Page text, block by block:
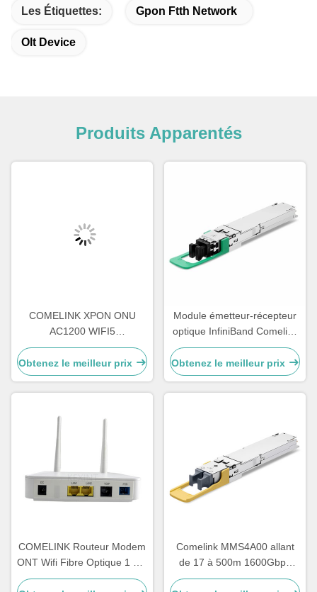
Les Étiquettes: Gpon Ftth Network
Olt Device
Produits Apparentés
COMELINK XPON ONU
AC1200 WIFI5
4GE+1POTS+WIFI
2.4G&5.8G Wireless Onu
Obtenez le meilleur prix
Module émetteur-récepteur
optique InfiniBand Comelink
Compatible 1.6T 2 X FR4
OSFP Flat Top PAM4
1310nm 2km Duplex
LC/UPC SMF
Obtenez le meilleur prix
COMELINK Routeur Modem
ONT Wifi Fibre Optique 1 GE
1 FE 1 POT 2 LAN Gpon
Comelink MMS4A00 allant
de 17 à 500m 1600Gbps
1.6T 2xDR4 Transcepteur à